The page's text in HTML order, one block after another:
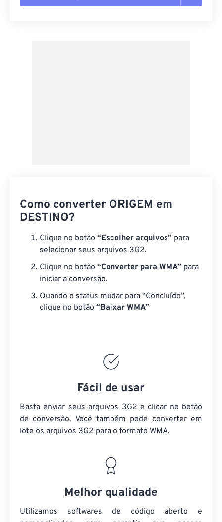
Como converter ORIGEM em
DESTINO?
Clique no botão “Escolher arquivos” para
selecionar seus arquivos 3G2.
Clique no botão “Converter para WMA” para
iniciar a conversão.
Quando o status mudar para “Concluído”,
clique no botão “Baixar WMA”
Fácil de usar
Basta enviar seus arquivos 3G2 e clicar no botão
de conversão. Você também pode converter em
lote os arquivos 3G2 para o formato WMA.
Melhor qualidade
Utilizamos softwares de código aberto e